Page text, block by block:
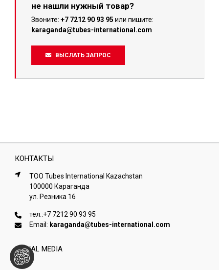
не нашли нужный товар?
Звоните: +7 7212 90 93 95 или пишите:
karaganda@tubes-international.com
ВЫСЛАТЬ ЗАПРОС
КОНТАКТЫ
ТОО Tubes International Kazachstan
100000 Караганда
ул. Резника 16
тел.:+7 7212 90 93 95
Email: karaganda@tubes-international.com
SOCIAL MEDIA